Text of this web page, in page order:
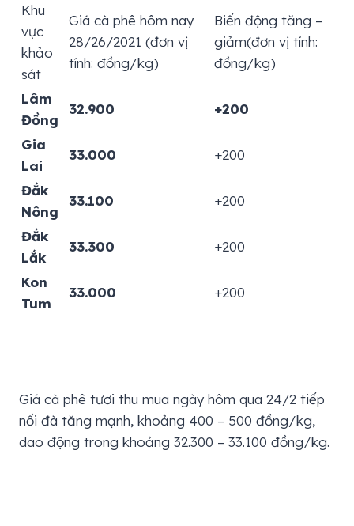
Khu
vực
khảo
sát
Giá cà phê hôm nay
28/26/2021 (đơn vị
tính: đồng/kg)
Biến động tăng –
giảm(đơn vị tính:
đồng/kg)
Lâm
Đồng
32.900 +200
Gia
Lai
33.000 +200
Đắk
Nông
33.100 +200
Đắk
Lắk
33.300 +200
Kon
Tum
33.000 +200
Giá cà phê tươi thu mua ngày hôm qua 24/2 tiếp
nối đà tăng mạnh, khoảng 400 – 500 đồng/kg,
dao động trong khoảng 32.300 – 33.100 đồng/kg.